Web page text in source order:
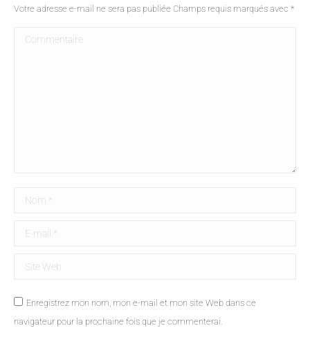
Votre adresse e-mail ne sera pas publiée Champs requis marqués avec *
Commentaire
Nom *
E-mail *
Site Web
Enregistrez mon nom, mon e-mail et mon site Web dans ce
navigateur pour la prochaine fois que je commenterai.